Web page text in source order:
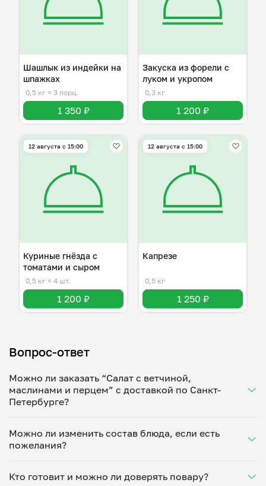
Шашлык из индейки на
шпажках
0,5 кг ≈ 3 порц.
1 350 ₽
Закуска из форели с
луком и укропом
0,3 кг
1 200 ₽
12 августа с 15:00
Куриные гнёзда с
томатами и сыром
0,5 кг ≈ 4 шт.
1 200 ₽
12 августа с 15:00
Капрезе
0,5 кг
1 250 ₽
Вопрос-ответ
Можно ли заказать “Салат с ветчиной,
маслинами и перцем” с доставкой по Санкт-
Петербурге?
Укажите удобное время — и получите свежее
домашнее блюдо в большой порции прямо с плиты.
минут. Статус заказа отслеживайте в личном
кабинете, а с поваром можно связаться напрямую в
Можно ли изменить состав блюда, если есть
пожелания?
под ваши предпочтения: уберет специи, снизит
Кто готовит и можно ли доверять повару?